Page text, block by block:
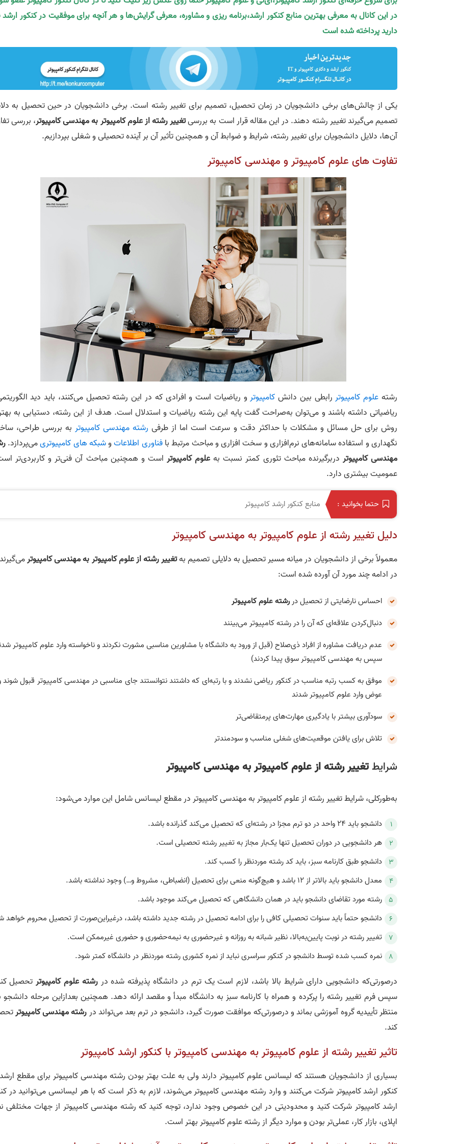
در این کانال به معرفی بهترین منابع کنکور ارشد،برنامه ریزی و مشاوره، معرفی گرایش‌ها و هر آنچه برای موفقیت در کنکور ارشد
دارید پرداخته شده است
یکی از چالش‌های برخی دانشجویان در زمان تحصیل، تصمیم برای تغییر رشته است. برخی دانشجویان در حین تحصیل به
تصمیم می‌گیرند تغییر رشته دهند. در این مقاله قرار است به بررسیتغییر رشته از علوم کامپیوتر به مهندسی کامپیوتر، بررسی
آن‌ها، دلایل دانشجویان برای تغییر رشته، شرایط و ضوابط آن و همچنین تأثیر آن بر آینده تحصیلی و شغلی بپردازیم.
تفاوت های علوم کامپیوتر و مهندسی کامپیوتر
رشته علوم کامپیوتررابطی بین دانش کامپیوترو ریاضیات است و افرادی که در این رشته تحصیل می‌کنند، باید دید
ریاضیاتی داشته باشند و می‌توان به‌صراحت گفت پایه این رشته ریاضیات و استدلال است. هدف از این رشته، دستیابی به
روش برای حل مسائل و مشکلات با حداکثر دقت و سرعت است اما از طرفی رشته مهندسی کامپیوتربه بررسی طراحی،
نگهداری و استفاده سامانه‎‌های نرم‌افزاری و سخت افزاری و مباحث مرتبط با
فناوری اطلاعاتوشبکه های کامپیوتریمی‌پردازد.
مهندسی کامپیوتر دربرگیرنده مباحث تئوری کمتر نسبت به علوم کامپیوتر است و همچنین مباحث آن فنی‌تر و کاربردی‌تر
عمومیت بیشتری دارد.
حتما بخوانید : منابع کنکور ارشد کامپیوتر
دلیل تغییر رشته از علوم کامپیوتر به مهندسی کامپیوتر
معمولاً برخی از دانشجویان در میانه مسیر تحصیل به دلایلی تصمیم بهتغییر رشته از علوم کامپیوتر به مهندسی کامپیوتر
در ادامه چند مورد آن آورده شده است:
احساس نارضایتی از تحصیل دررشته علوم کامپیوتر
دنبال‌کردن علاقه‌ای که آن را در رشته کامپیوتر می‌بینند
عدم دریافت مشاوره از افراد ذی‌صلاح (قبل از ورود به دانشگاه با مشاورین مناسبی مشورت نکردند و ناخواسته وارد علوم کامپیوتر
سپس به مهندسی کامپیوتر سوق پیدا کردند)
موفق به کسب رتبه مناسب در کنکور ریاضی نشدند و با رتبه‌ای که داشتند نتوانستند جای مناسبی در مهندسی کامپیوتر قبول شوند
عوض وارد علوم کامپیوتر شدند
سودآوری بیشتر با یادگیری مهارت‌‌های پرمتقاضی‌تر
تلاش برای یافتن موقعیت‌های شغلی مناسب و سودمندتر
شرایطتغییر رشته از علوم کامپیوتر به مهندسی کامپیوتر
به‌طورکلی، شرایط تغییر رشته از علوم کامپیوتر به مهندسی کامپیوتر در مقطع لیسانس شامل این موارد می‌شود:
دانشجو باید 24 واحد در دو ترم مجزا در رشته‌ای که تحصیل می‌کند گذرانده باشد.
هر دانشجویی در دوران تحصیل تنها یک‌بار مجاز به تغییر رشته تحصیلی است.
دانشجو طبق کارنامه سبز، باید کد رشته موردنظر را کسب کند.
معدل دانشجو باید بالاتر از 12 باشد و هیچ‌گونه منعی برای تحصیل (انضباطی، مشروط و…) وجود نداشته باشد.
رشته مورد تقاضای دانشجو باید در همان دانشگاهی که تحصیل می‌کند موجود باشد.
دانشجو حتماً باید سنوات تحصیلی کافی را برای ادامه تحصیل در رشته جدید داشته باشد، درغیراین‌صورت از تحصیل محروم خواهد
تغییر رشته در نوبت پایین‌به‌بالا، نظیر شبانه به روزانه و غیرحضوری به نیمه‌حضوری و حضوری غیرممکن است.
نمره کسب شده توسط دانشجو در کنکور سراسری نباید از نمره کشوری رشته موردنظر در دانشگاه کمتر شود.
درصورتی‌که دانشجویی دارای شرایط بالا باشد، لازم است یک ترم در دانشگاه پذیرفته شده دررشته علوم کامپیوترتحصیل
سپس فرم تغییر رشته را پرکرده و همراه با کارنامه سبز به دانشگاه مبدأ و مقصد ارائه دهد. همچنین بعدازاین مرحله دانشجو
منتظر تأییدیه گروه آموزشی بماند و درصورتی‌که موافقت صورت گیرد، دانشجو در ترم بعد می‌تواند در رشته مهندسی کامپیوتر
کند.
تاثیر تغییر رشته از علوم کامپیوتر به مهندسی کامپیوتر با کنکور ارشد کامپیوتر
بسیاری از دانشجویان هستند که لیسانس علوم کامپیوتر دارند ولی به علت بهتر بودن رشته مهندسی کامپیوتر برای مقطع
کنکور ارشد کامپیوتر شرکت می‌کنند و وارد رشته مهندسی کامپیوتر می‌شوند، لازم به ذکر است که با هر لیسانسی می‌توانید در
ارشد کامپیوتر شرکت کنید و محدودیتی در این خصوص وجود ندارد، توجه کنید که رشته مهندسی کامپیوتر از جهات مختلفی
اپلای، بازار کار، عملی‌تر بودن و موارد دیگر از رشته علوم کامپیوتر بهتر است.